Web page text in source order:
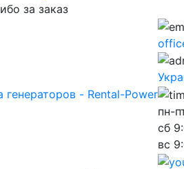
за заказ
пн-
сб
вс